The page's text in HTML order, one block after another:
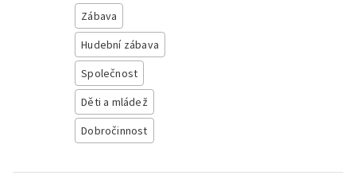
Zábava
Hudební zábava
Společnost
Děti a mládež
Dobročinnost